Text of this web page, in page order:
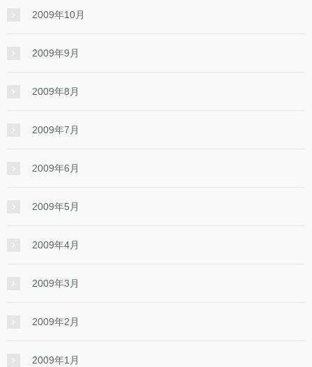
2009年10月
2009年9月
2009年8月
2009年7月
2009年6月
2009年5月
2009年4月
2009年3月
2009年2月
2009年1月